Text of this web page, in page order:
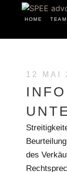
HOME
12 MAI
des